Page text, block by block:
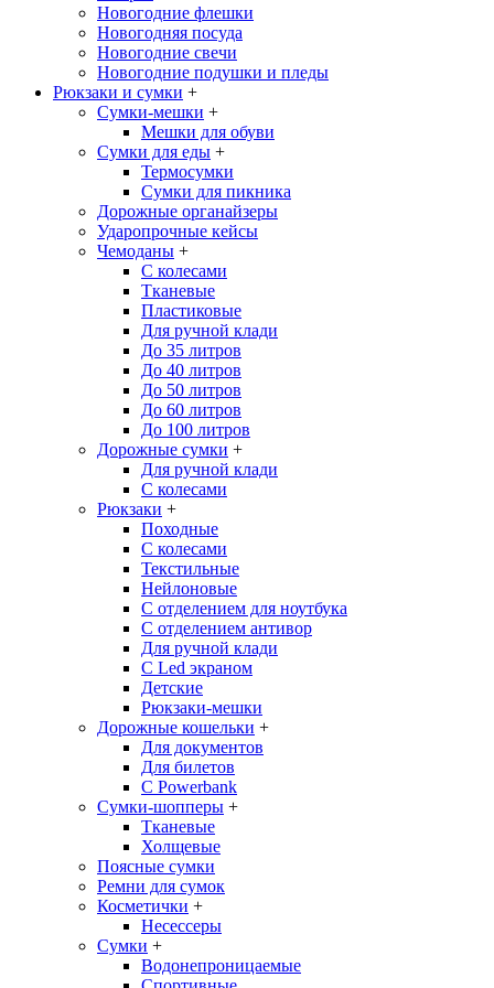
Новогодние флешки
Новогодняя посуда
Новогодние свечи
Новогодние подушки и пледы
Рюкзаки и сумки +
Сумки-мешки +
Мешки для обуви
Сумки для еды +
Термосумки
Сумки для пикника
Дорожные органайзеры
Ударопрочные кейсы
Чемоданы +
С колесами
Тканевые
Пластиковые
Для ручной клади
До 35 литров
До 40 литров
До 50 литров
До 60 литров
До 100 литров
Дорожные сумки +
Для ручной клади
С колесами
Рюкзаки +
Походные
С колесами
Текстильные
Нейлоновые
С отделением для ноутбука
С отделением антивор
Для ручной клади
С Led экраном
Детские
Рюкзаки-мешки
Дорожные кошельки +
Для документов
Для билетов
С Powerbank
Сумки-шопперы +
Тканевые
Холщевые
Поясные сумки
Ремни для сумок
Косметички +
Несессеры
Сумки +
Водонепроницаемые